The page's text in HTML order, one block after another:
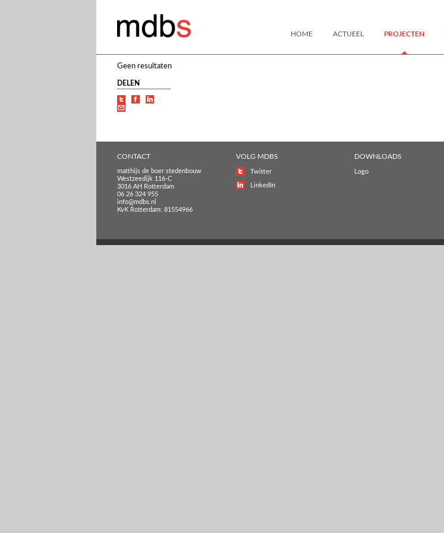
HOME ACTUEEL PROJECTEN
Geen resultaten
DELEN
CONTACT
matthijs de boer stedenbouw
Westzeedijk 116-C
3016 AH Rotterdam
06 26 324 955
info@mdbs.nl
KvK Rotterdam: 81554966
VOLG MDBS
Twitter
LinkedIn
DOWNLOADS
Logo